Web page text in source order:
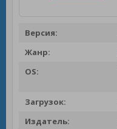
Версия:
Жанр:
OS:
Загрузок:
Издатель: